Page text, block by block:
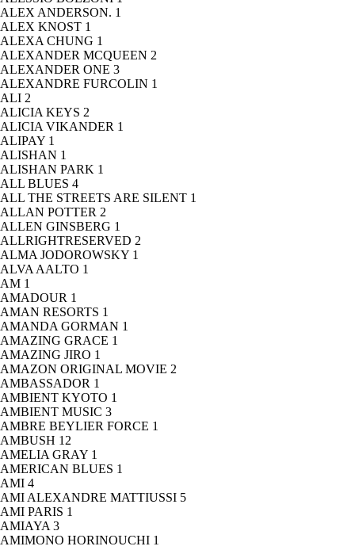
ALEX ANDERSON. 1
ALEX KNOST 1
ALEXA CHUNG 1
ALEXANDER MCQUEEN 2
ALEXANDER ONE 3
ALEXANDRE FURCOLIN 1
ALI 2
ALICIA KEYS 2
ALICIA VIKANDER 1
ALIPAY 1
ALISHAN 1
ALISHAN PARK 1
ALL BLUES 4
ALL THE STREETS ARE SILENT 1
ALLAN POTTER 2
ALLEN GINSBERG 1
ALLRIGHTRESERVED 2
ALMA JODOROWSKY 1
ALVA AALTO 1
AM 1
AMADOUR 1
AMAN RESORTS 1
AMANDA GORMAN 1
AMAZING GRACE 1
AMAZING JIRO 1
AMAZON ORIGINAL MOVIE 2
AMBASSADOR 1
AMBIENT KYOTO 1
AMBIENT MUSIC 3
AMBRE BEYLIER FORCE 1
AMBUSH 12
AMELIA GRAY 1
AMERICAN BLUES 1
AMI 4
AMI ALEXANDRE MATTIUSSI 5
AMI PARIS 1
AMIAYA 3
AMIMONO HORINOUCHI 1